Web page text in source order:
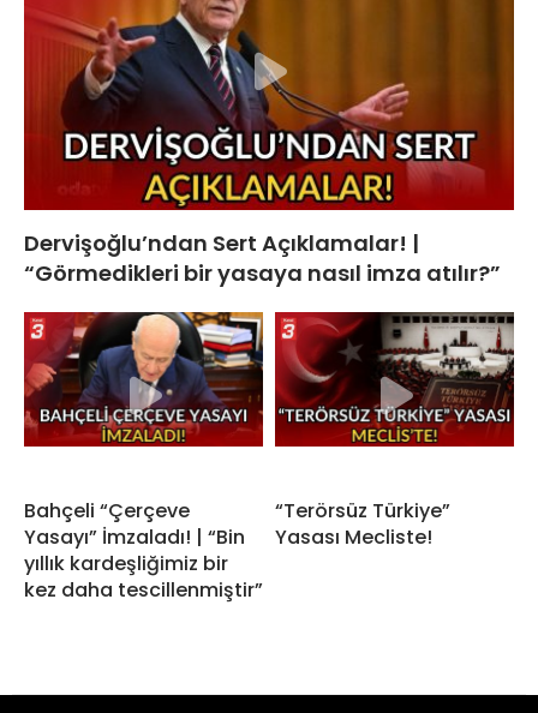
Dervişoğlu’ndan Sert Açıklamalar! |
“Görmedikleri bir yasaya nasıl imza atılır?”
Bahçeli “Çerçeve
Yasayı” İmzaladı! | “Bin
yıllık kardeşliğimiz bir
kez daha tescillenmiştir”
“Terörsüz Türkiye”
Yasası Mecliste!